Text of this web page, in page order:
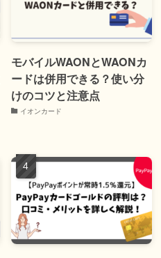
モバイルWAONとWAONカ
ードは併用できる？使い分
けのコツと注意点
イオンカード